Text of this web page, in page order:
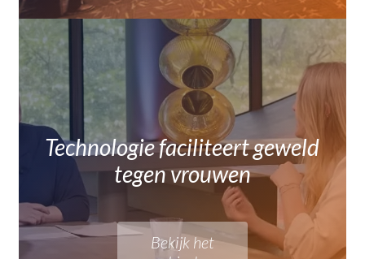
Technologie faciliteert geweld
tegen vrouwen
Bekijk het